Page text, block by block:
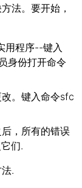
法。要开始，
用程序--键入
身份打开命令
。键入命令sfc
，所有的错误
们.
.